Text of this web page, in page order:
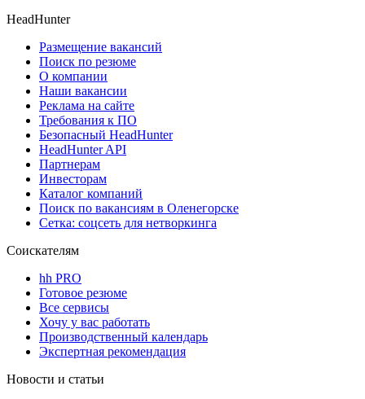
HeadHunter
Размещение вакансий
Поиск по резюме
О компании
Наши вакансии
Реклама на сайте
Требования к ПО
Безопасный HeadHunter
HeadHunter API
Партнерам
Инвесторам
Каталог компаний
Поиск по вакансиям в Оленегорске
Сетка: соцсеть для нетворкинга
Соискателям
hh PRO
Готовое резюме
Все сервисы
Хочу у вас работать
Производственный календарь
Экспертная рекомендация
Новости и статьи